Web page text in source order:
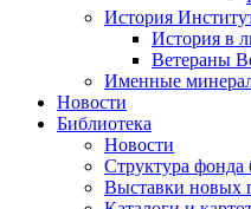
История
История в
Ветераны
Именные
Новости
Библиотека
Новости
Структура фонда
Выставки новых